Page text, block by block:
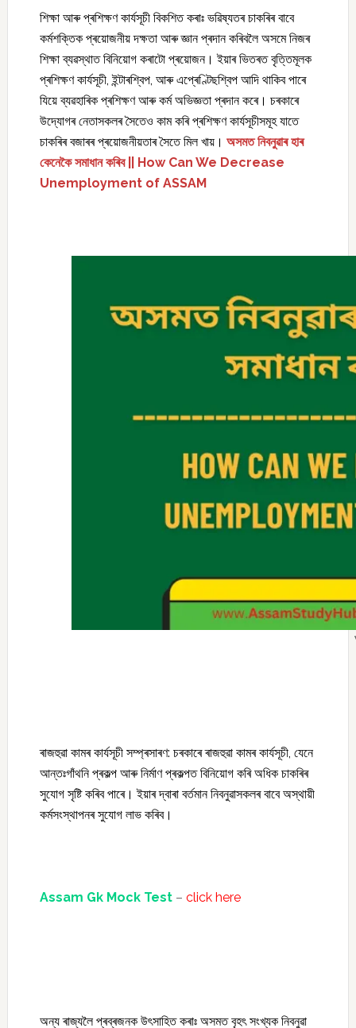
শিক্ষা আৰু প্ৰশিক্ষণ কাৰ্যসূচী বিকশিত কৰাঃ ভৱিষ্যতৰ চাকৰিৰ বাবে
কৰ্মশক্তিক প্ৰয়োজনীয় দক্ষতা আৰু জ্ঞান প্ৰদান কৰিবলৈ অসমে নিজৰ
শিক্ষা ব্যৱস্থাত বিনিয়োগ কৰাটো প্ৰয়োজন। ইয়াৰ ভিতৰত বৃত্তিমূলক
প্ৰশিক্ষণ কাৰ্যসূচী, ইন্টাৰশ্বিপ, আৰু এপ্ৰেণ্টিছশ্বিপ আদি থাকিব পাৰে
যিয়ে ব্যৱহাৰিক প্ৰশিক্ষণ আৰু কৰ্ম অভিজ্ঞতা প্ৰদান কৰে। চৰকাৰে
উদ্যোগৰ নেতাসকলৰ সৈতেও কাম কৰি প্ৰশিক্ষণ কাৰ্যসূচীসমূহ যাতে
চাকৰিৰ বজাৰৰ প্ৰয়োজনীয়তাৰ সৈতে মিল খায়। অসমত নিবনুৱাৰ হাৰ
কেনেকৈ সমাধান কৰিব || How Can We Decrease
Unemployment of ASSAM
ৰাজহুৱা কামৰ কাৰ্যসূচী সম্প্ৰসাৰণ: চৰকাৰে ৰাজহুৱা কামৰ কাৰ্যসূচী, যেনে
আন্তঃগাঁথনি প্ৰকল্প আৰু নিৰ্মাণ প্ৰকল্পত বিনিয়োগ কৰি অধিক চাকৰিৰ
সুযোগ সৃষ্টি কৰিব পাৰে। ইয়াৰ দ্বাৰা বৰ্তমান নিবনুৱাসকলৰ বাবে অস্থায়ী
কৰ্মসংস্থাপনৰ সুযোগ লাভ কৰিব।
Assam Gk Mock Test – click here
অন্য ৰাজ্যলৈ প্ৰব্ৰজনক উৎসাহিত কৰাঃ অসমত বৃহৎ সংখ্যক নিবনুৱা